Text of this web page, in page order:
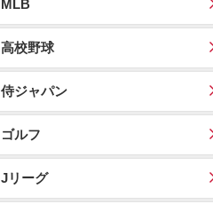
MLB
高校野球
侍ジャパン
ゴルフ
Jリーグ